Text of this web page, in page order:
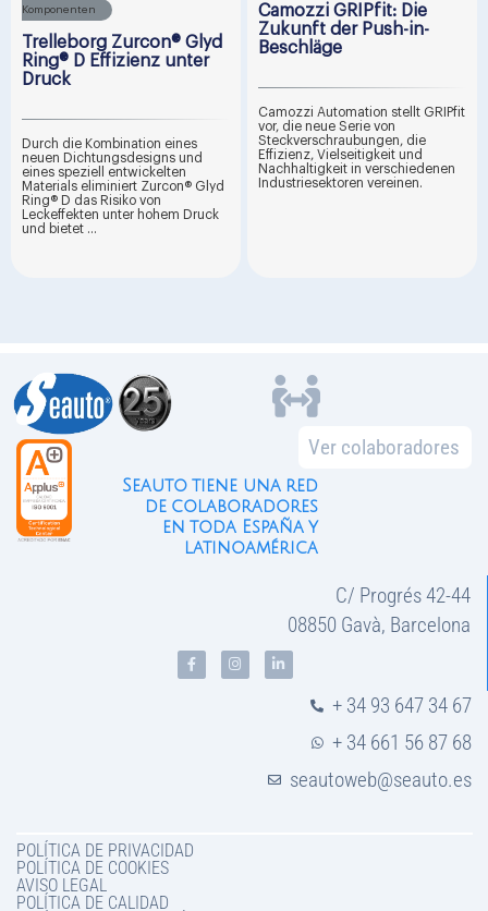
Komponenten
Trelleborg Zurcon® Glyd
Ring® D Effizienz unter
Druck
Durch die Kombination eines
neuen Dichtungsdesigns und
eines speziell entwickelten
Materials eliminiert Zurcon® Glyd
Ring® D das Risiko von
Leckeffekten unter hohem Druck
und bietet ...
Camozzi GRIPfit: Die
Zukunft der Push-in-
Beschläge
Camozzi Automation stellt GRIPfit
vor, die neue Serie von
Steckverschraubungen, die
Effizienz, Vielseitigkeit und
Nachhaltigkeit in verschiedenen
Industriesektoren vereinen.
Ver colaboradores
Seauto tiene una red
de colaboradores
en toda España y
latinoamérica
POLÍTICA DE PRIVACIDAD
POLÍTICA DE COOKIES
AVISO LEGAL
POLÍTICA DE CALIDAD
C/ Progrés 42-44
08850 Gavà, Barcelona
+ 34 93 647 34 67
+ 34 661 56 87 68
seautoweb@seauto.es